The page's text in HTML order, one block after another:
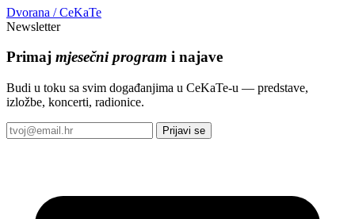
Dvorana / CeKaTe
Newsletter
Primaj mjesečni program i najave
Budi u toku sa svim događanjima u CeKaTe-u — predstave,
izložbe, koncerti, radionice.
Prijavi se